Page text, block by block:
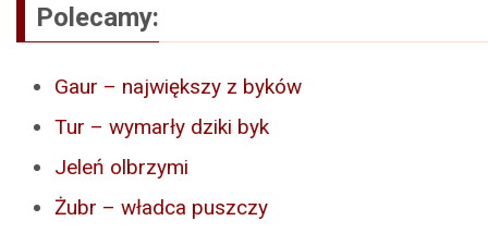
Polecamy:
Gaur – największy z byków
Tur – wymarły dziki byk
Jeleń olbrzymi
Żubr – władca puszczy